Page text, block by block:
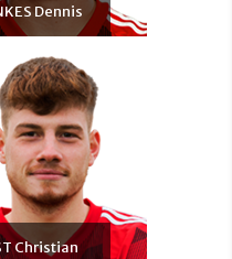
Dennis
Christian